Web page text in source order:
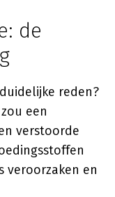
de
reden?
een
verstoorde
veroorzaken en